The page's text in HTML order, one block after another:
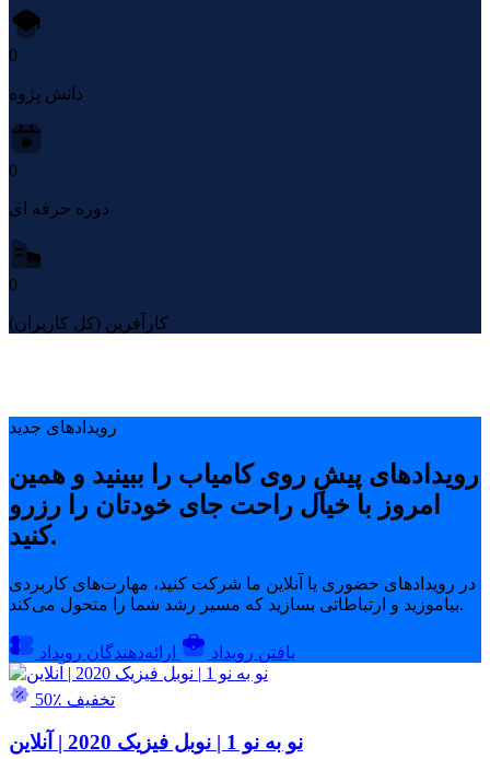
0
دانش پژوه
0
دوره حرفه ای
0
کارآفرین (کل کاربران)
رویدادهای جدید
رویدادهای پیشِ روی کامیاب را ببینید و همین
امروز با خیال راحت جای خودتان را رزرو
کنید.
در رویدادهای حضوری یا آنلاین ما شرکت کنید، مهارت‌های کاربردی
بیاموزید و ارتباطاتی بسازید که مسیر رشد شما را متحول می‌کند.
یافتن رویداد ارائه‌دهندگان رویداد
50٪ تخفیف
نو به نو 1 | نوبل فیزیک 2020 | آنلاین